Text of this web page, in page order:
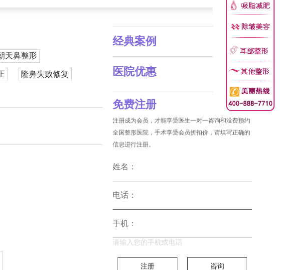
天鼻整形
隆鼻失败修复
经典案例
医院优惠
免费注册
注册成为会员，才能享受医生一对一咨询和没费预约
全国整形医院，手术享受会员折扣价，请填写正确的
信息进行注册。
姓名：
电话：
手机：
请输入您的手机或电话
注册 咨询